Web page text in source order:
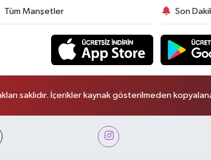
Tüm Manşetler Son
saklıdır. İçerikler kaynak gösterilmeden